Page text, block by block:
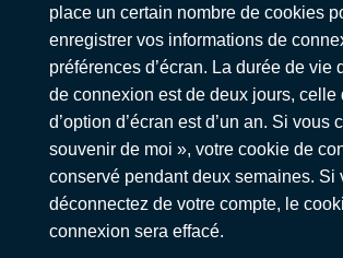
place un certain nombre de cookies
enregistrer vos informations de
préférences d’écran. La durée de vie
de connexion est de deux jours, celle
d’option d’écran est d’un an. Si vous
souvenir de moi », votre cookie de
conservé pendant deux semaines. Si
déconnectez de votre compte, le
connexion sera effacé.